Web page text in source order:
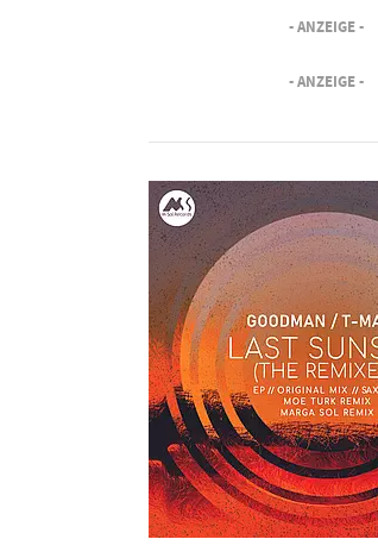
- ANZEIGE -
- ANZEIGE -